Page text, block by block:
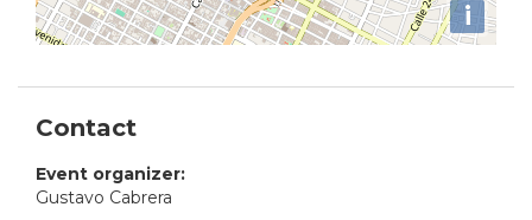
i
Contact
Event organizer:
Gustavo Cabrera